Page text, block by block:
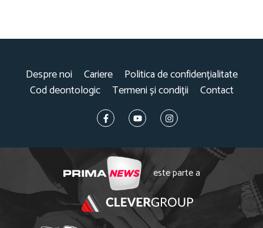
Despre noi Cariere
Politica de confidențialitate
Cod deontologic
Termeni și condiții Contact
este parte a